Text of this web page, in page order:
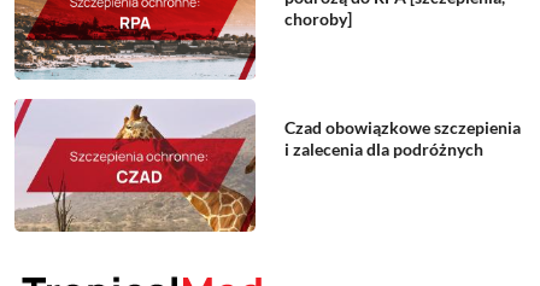
choroby]
Czad obowiązkowe szczepienia
i zalecenia dla podróżnych